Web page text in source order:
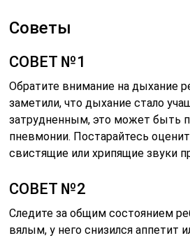
Советы
СОВЕТ №1
Обратите внимание на дыхание
заметили, что дыхание стало
затрудненным, это может быть
пневмонии. Постарайтесь
свистящие или хрипящие звуки
СОВЕТ №2
Следите за общим состоянием
вялым, у него снизился аппетит